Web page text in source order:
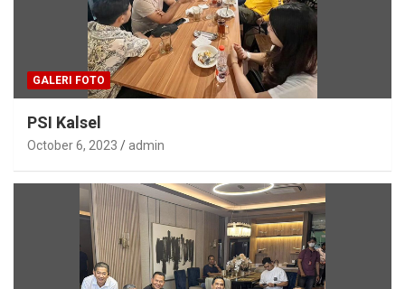
GALERI FOTO
PSI Kalsel
October 6, 2023 admin